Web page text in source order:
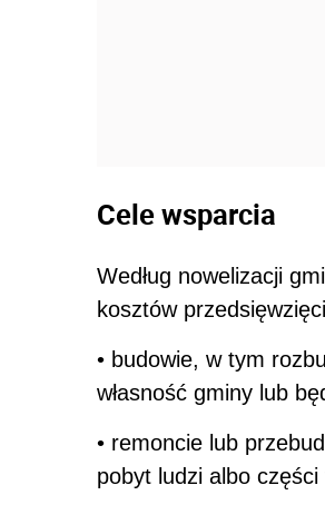
Cele wsparcia
Według nowelizacji
kosztów
• budowie, w tym
własność gminy lub
• remoncie lub
pobyt ludzi albo